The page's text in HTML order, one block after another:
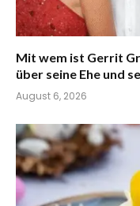
Mit wem ist Gerrit
über seine Ehe und
August 6, 2026